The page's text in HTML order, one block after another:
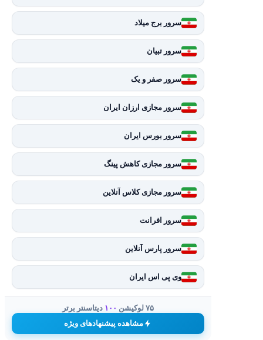
سرور برج میلاد
سرور تبیان
سرور صفر و یک
سرور مجازی ارزان ایران
سرور بورس ایران
سرور مجازی کاهش پینگ
سرور مجازی کلاس آنلاین
سرور افرانت
سرور پارس آنلاین
وی پی اس ایران
۷۵ لوکیشن ۱۰۰ دیتاسنتر برتر
مشاهده پیشنهادهای ویژه